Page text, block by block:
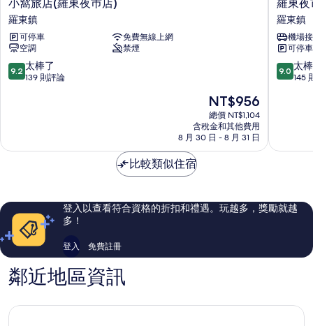
發
床,
非
吸
所
片
沙
發
床,
房
窩
旅
店
(羅
東
夜
小窩旅店(羅東夜巿店)
羅東鎮
可停車
免費無線上網
空調
禁煙
9.2
分，
棒
評
論
9.2 太棒了
139 則評論
現
在
價
格
為
NT$956
總價 NT$1,104
含稅金和其他費用
8 月 30 日 - 8 月 31 日
東
夜
市‧
幸
福
Yes
羅東夜
羅東鎮
機場
可停車
9.0
分，
棒
評
論
9.0 太
145
比較類似住宿
登入以查看符合資格的折扣和禮遇。玩越多，獎勵就越
多！
登入 免費註冊
鄰近地區資訊